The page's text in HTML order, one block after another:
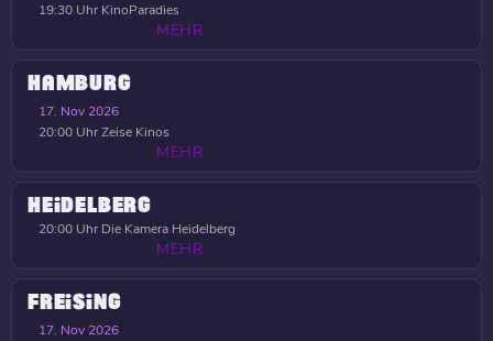
19:30 Uhr KinoParadies
MEHR
HAMBURG
17. Nov 2026
20:00 UhrZeise Kinos
MEHR
HEIDELBERG
20:00 Uhr Die Kamera Heidelberg
MEHR
FREISING
17. Nov 2026